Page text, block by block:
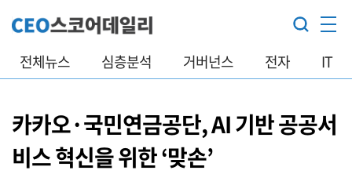
전체뉴스 심층분석 거버넌스 전자 IT
카카오·국민연금공단, AI 기반 공공서
비스 혁신을 위한 ‘맞손’